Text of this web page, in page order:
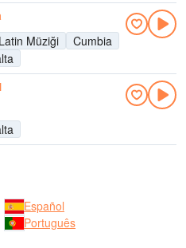
Latin Müziği
Cumbia
Español
Português